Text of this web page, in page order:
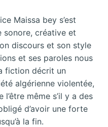
Maissa bey s’est
sonore, créative et
discours et son style
et ses paroles nous
fiction décrit un
algérienne violentée,
même s’il y a des
d’avoir une forte
la fin.